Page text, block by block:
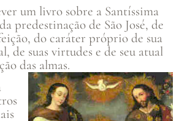
um livro sobre a Santíssima
predestinação de São José, de
do caráter próprio de sua
de suas virtudes e de seu atual
das almas.